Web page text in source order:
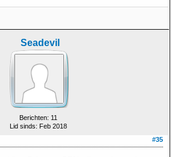
Seadevil
Berichten: 11
Lid sinds: Feb 2018
#35